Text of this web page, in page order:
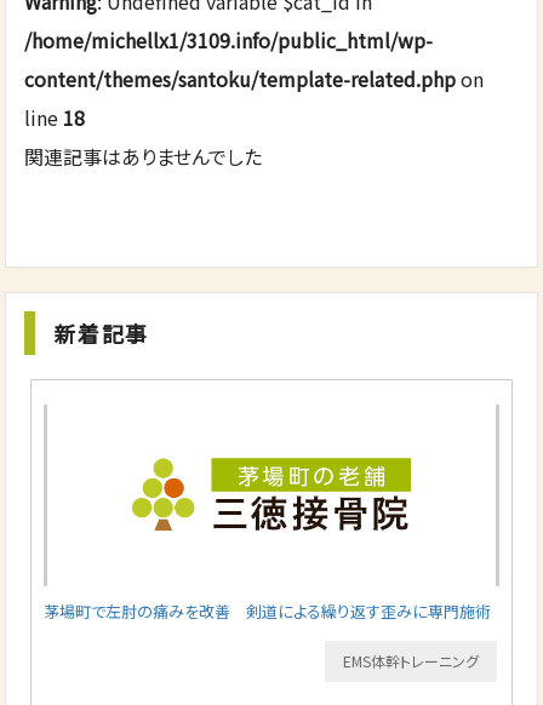
/home/michellx1/3109.info/public_html/wp-
content/themes/santoku/template-related.phpon
line 18
関連記事はありませんでした
新着記事
茅場町で左肘の痛みを改善 剣道による繰り返す歪みに専門施術
EMS体幹トレーニング